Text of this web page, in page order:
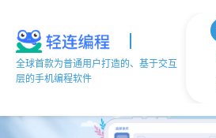
全球首款为普通用户打造的、基于交互
层的手机编程软件